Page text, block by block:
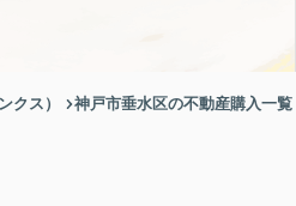
クス） 神戸市垂水区の不動産購入一覧